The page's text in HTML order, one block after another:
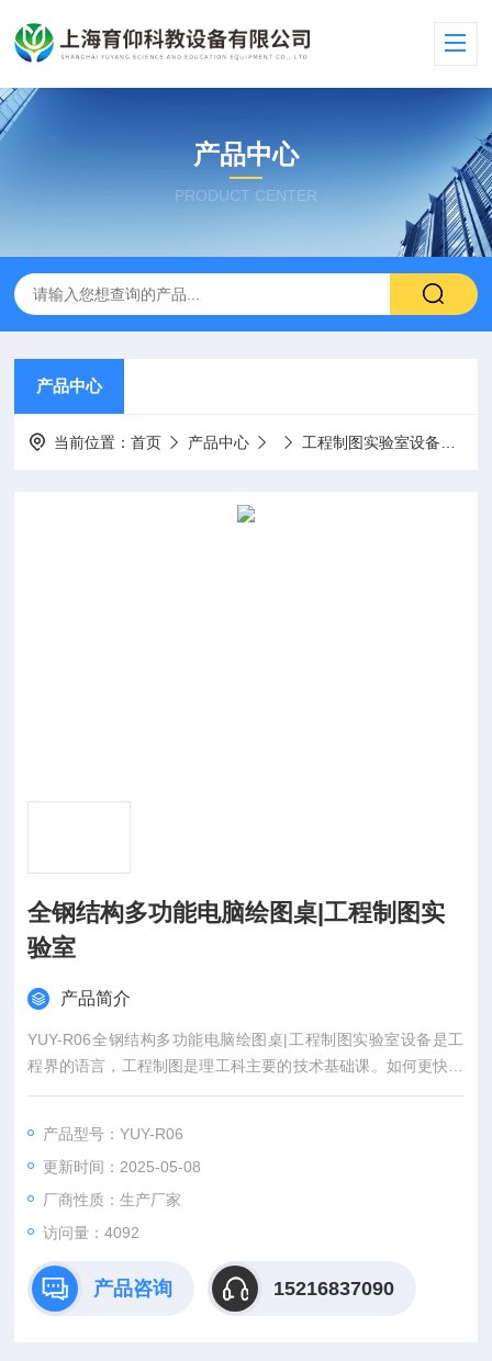
产品中心
PRODUCT CENTER
产品中心
当前位置：首页 产品中心 工程制图实验室设备
全钢结构多功能电脑绘图桌|工程制图实
验室
产品简介
YUY-R06全钢结构多功能电脑绘图桌|工程制图实验室设备是工
程界的语言，工程制图是理工科主要的技术基础课。如何更快地
培养学生的空间思维能力，更有效地掌握绘图基本功，这是广大
产品型号：YUY-R06
更新时间：2025-05-08
厂商性质：生产厂家
访问量：4092
产品咨询 15216837090